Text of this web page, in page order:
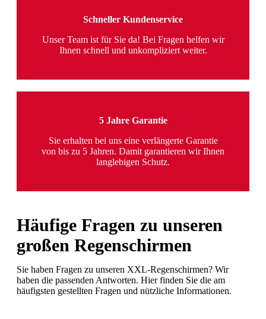
Schneller Kundenservice
Unser Team ist für Sie da! Bei Fragen helfen wir
Ihnen schnell und unkompliziert weiter.
5 Jahre Garantie
Sie erhalten bei uns eine verlängerte Garantie
von bis zu 5 Jahren. Damit garantieren wir Ihnen
langlebigen Schutz.
Häufige Fragen zu unseren
großen Regenschirmen
Sie haben Fragen zu unseren XXL-Regenschirmen? Wir
haben die passenden Antworten. Hier finden Sie die am
häufigsten gestellten Fragen und nützliche Informationen.